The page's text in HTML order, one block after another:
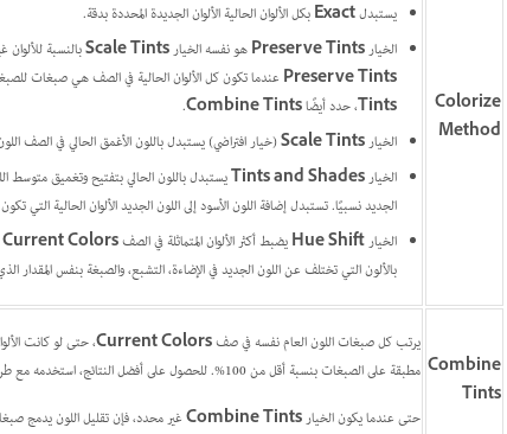
Colorize
Method
يستبدلExactبكل الألوان الحالية الألوان الجديدة المحددة بدقة.
الخيارPreserve Tintsهو نفسه الخيارScale Tintsبالنسبة
Preserve Tints عندما تكون كل الألوان الحالية في الصف هي صبغات
Tints، حدد أيضًاCombine Tints
.
الخيارScale Tints(خيار افتراضي) يستبدل باللون الأغمق الحالي في الصف
الخيارTints and Shadesيستبدل باللون الحالي بتفتيح وتغميق متوسط
الجديد نسبيًا. تستبدل إضافة اللون الأسود إلى اللون الجديد الألوان الحالية التي
الخيارHue Shiftيضبط أكثر الألوان المتماثلة في الصفCurrent Colors
بالألون التي تختلف عن اللون الجديد في الإضاءة، التشبع، والصبغة بنفس المقدار
Combine
Tints
يرتب كل صبغات اللون العام نفسه في صفCurrent Colors، حتى لو كانت
مطبقة على الصبغات بنسبة أقل من 100%. للحصول على أفضل النتائج، استخدمه مع طريقة تلوين
حتى عندما يكون الخيارCombine Tintsغير محدد، فإن تقليل اللون يدمج